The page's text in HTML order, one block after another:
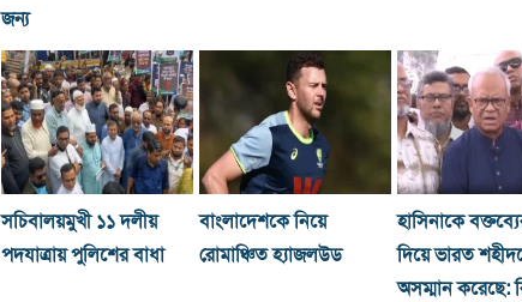
জন্য
সচিবালয়মুখী ১১ দলীয়
পদযাত্রায় পুলিশের বাধা
বাংলাদেশকে নিয়ে
রোমাঞ্চিত হ্যাজলউড
হাসিনাকে
দিয়ে ভারত
অসম্মান করেছে: